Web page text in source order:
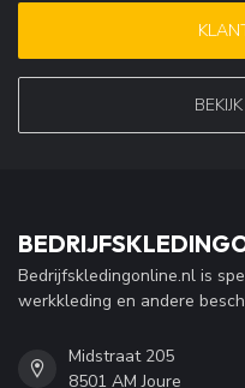
Bedrijfskledingonline.nl is
werkkleding en andere
Midstraat 205
8501 AM Joure